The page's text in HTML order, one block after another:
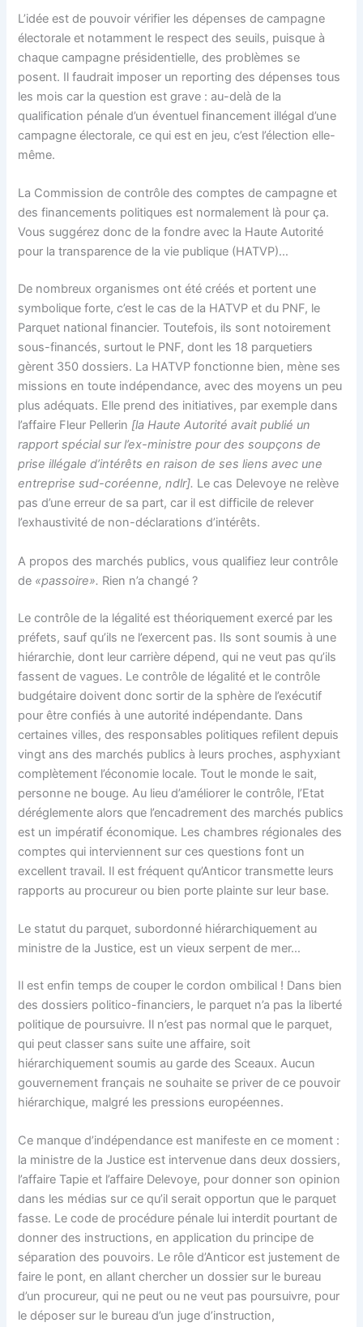
L’idée est de pouvoir vérifier les dépenses de campagne
électorale et notamment le respect des seuils, puisque à
chaque campagne présidentielle, des problèmes se
posent. Il faudrait imposer un reporting des dépenses tous
les mois car la question est grave : au-delà de la
qualification pénale d’un éventuel financement illégal d’une
campagne électorale, ce qui est en jeu, c’est l’élection elle-
même.
La Commission de contrôle des comptes de campagne et
des financements politiques est normalement là pour ça.
Vous suggérez donc de la fondre avec la Haute Autorité
pour la transparence de la vie publique (HATVP)…
De nombreux organismes ont été créés et portent une
symbolique forte, c’est le cas de la HATVP et du PNF, le
Parquet national financier. Toutefois, ils sont notoirement
sous-financés, surtout le PNF, dont les 18 parquetiers
gèrent 350 dossiers. La HATVP fonctionne bien, mène ses
missions en toute indépendance, avec des moyens un peu
plus adéquats. Elle prend des initiatives, par exemple dans
l’affaire Fleur Pellerin [la Haute Autorité avait publié un
rapport spécial sur l’ex-ministre pour des soupçons de
prise illégale d’intérêts en raison de ses liens avec une
entreprise sud-coréenne, ndlr]. Le cas Delevoye ne relève
pas d’une erreur de sa part, car il est difficile de relever
l’exhaustivité de non-déclarations d’intérêts.
A propos des marchés publics, vous qualifiez leur contrôle
de «passoire». Rien n’a changé ?
Le contrôle de la légalité est théoriquement exercé par les
préfets, sauf qu’ils ne l’exercent pas. Ils sont soumis à une
hiérarchie, dont leur carrière dépend, qui ne veut pas qu’ils
fassent de vagues. Le contrôle de légalité et le contrôle
budgétaire doivent donc sortir de la sphère de l’exécutif
pour être confiés à une autorité indépendante. Dans
certaines villes, des responsables politiques refilent depuis
vingt ans des marchés publics à leurs proches, asphyxiant
complètement l’économie locale. Tout le monde le sait,
personne ne bouge. Au lieu d’améliorer le contrôle, l’Etat
déréglemente alors que l’encadrement des marchés publics
est un impératif économique. Les chambres régionales des
comptes qui interviennent sur ces questions font un
excellent travail. Il est fréquent qu’Anticor transmette leurs
rapports au procureur ou bien porte plainte sur leur base.
Le statut du parquet, subordonné hiérarchiquement au
ministre de la Justice, est un vieux serpent de mer…
Il est enfin temps de couper le cordon ombilical ! Dans bien
des dossiers politico-financiers, le parquet n’a pas la liberté
politique de poursuivre. Il n’est pas normal que le parquet,
qui peut classer sans suite une affaire, soit
hiérarchiquement soumis au garde des Sceaux. Aucun
gouvernement français ne souhaite se priver de ce pouvoir
hiérarchique, malgré les pressions européennes.
Ce manque d’indépendance est manifeste en ce moment :
la ministre de la Justice est intervenue dans deux dossiers,
l’affaire Tapie et l’affaire Delevoye, pour donner son opinion
dans les médias sur ce qu’il serait opportun que le parquet
fasse. Le code de procédure pénale lui interdit pourtant de
donner des instructions, en application du principe de
séparation des pouvoirs. Le rôle d’Anticor est justement de
faire le pont, en allant chercher un dossier sur le bureau
d’un procureur, qui ne peut ou ne veut pas poursuivre, pour
le déposer sur le bureau d’un juge d’instruction,